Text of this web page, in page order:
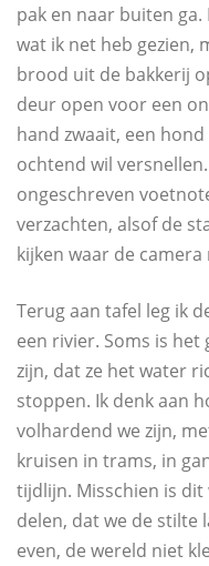
pak en naar buiten
wat ik net heb gezien,
brood uit de bakkerij
deur open voor een
hand zwaait, een
ochtend wil
ongeschreven
verzachten, alsof de
kijken waar de
Terug aan tafel leg ik
een rivier. Soms is
zijn, dat ze het water
stoppen. Ik denk aan
volhardend we zijn,
kruisen in trams, in
tijdlijn. Misschien is
delen, dat we de stilte
even, de wereld niet